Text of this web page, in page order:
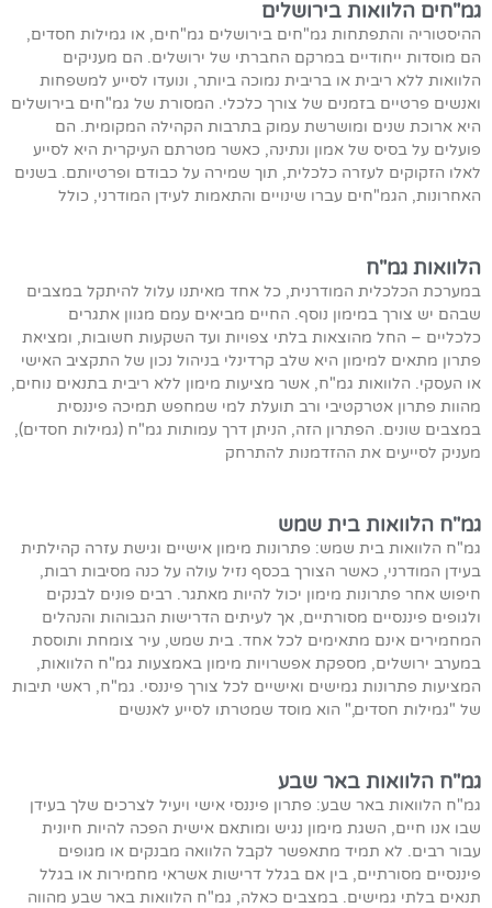
גמ"חים הלוואות בירושלים
ההיסטוריה והתפתחות גמ"חים בירושלים גמ"חים, או גמילות חסדים,
הם מוסדות ייחודיים במרקם החברתי של ירושלים. הם מעניקים
הלוואות ללא ריבית או בריבית נמוכה ביותר, ונועדו לסייע למשפחות
ואנשים פרטיים בזמנים של צורך כלכלי. המסורת של גמ"חים בירושלים
היא ארוכת שנים ומושרשת עמוק בתרבות הקהילה המקומית. הם
פועלים על בסיס של אמון ונתינה, כאשר מטרתם העיקרית היא לסייע
לאלו הזקוקים לעזרה כלכלית, תוך שמירה על כבודם ופרטיותם. בשנים
האחרונות, הגמ"חים עברו שינויים והתאמות לעידן המודרני, כולל
הלוואות גמ"ח
במערכת הכלכלית המודרנית, כל אחד מאיתנו עלול להיתקל במצבים
שבהם יש צורך במימון נוסף. החיים מביאים עמם מגוון אתגרים
כלכליים – החל מהוצאות בלתי צפויות ועד השקעות חשובות, ומציאת
פתרון מתאים למימון היא שלב קרדינלי בניהול נכון של התקציב האישי
או העסקי. הלוואות גמ"ח, אשר מציעות מימון ללא ריבית בתנאים נוחים,
מהוות פתרון אטרקטיבי ורב תועלת למי שמחפש תמיכה פיננסית
במצבים שונים. הפתרון הזה, הניתן דרך עמותות גמ"ח (גמילות חסדים),
מעניק לסייעים את ההזדמנות להתרחק
גמ"ח הלוואות בית שמש
גמ"ח הלוואות בית שמש: פתרונות מימון אישיים וגישת עזרה קהילתית
בעידן המודרני, כאשר הצורך בכסף נזיל עולה על כנה מסיבות רבות,
חיפוש אחר פתרונות מימון יכול להיות מאתגר. רבים פונים לבנקים
ולגופים פיננסיים מסורתיים, אך לעיתים הדרישות הגבוהות והנהלים
המחמירים אינם מתאימים לכל אחד. בית שמש, עיר צומחת ותוססת
במערב ירושלים, מספקת אפשרויות מימון באמצעות גמ"ח הלוואות,
המציעות פתרונות גמישים ואישיים לכל צורך פיננסי. גמ"ח, ראשי תיבות
של "גמילות חסדים," הוא מוסד שמטרתו לסייע לאנשים
גמ"ח הלוואות באר שבע
גמ"ח הלוואות באר שבע: פתרון פיננסי אישי ויעיל לצרכים שלך בעידן
שבו אנו חיים, השגת מימון נגיש ומותאם אישית הפכה להיות חיונית
עבור רבים. לא תמיד מתאפשר לקבל הלוואה מבנקים או מגופים
פיננסיים מסורתיים, בין אם בגלל דרישות אשראי מחמירות או בגלל
תנאים בלתי גמישים. במצבים כאלה, גמ"ח הלוואות באר שבע מהווה